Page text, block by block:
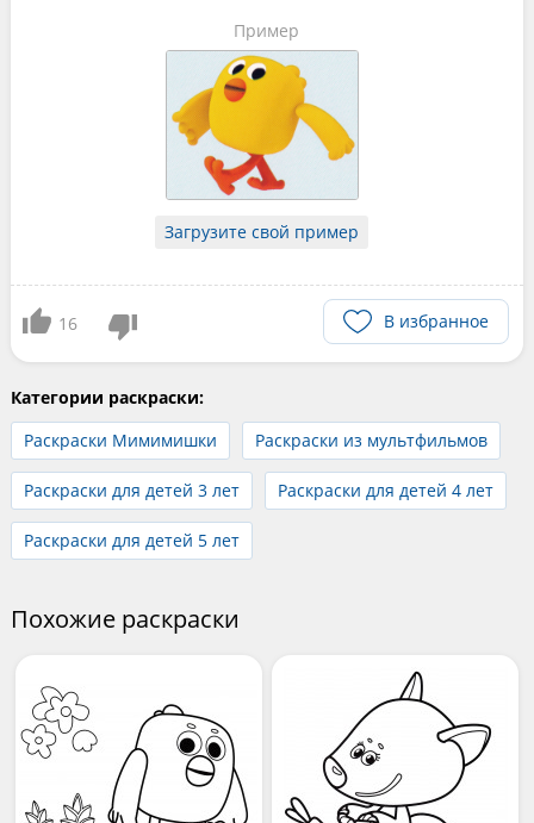
Пример
Загрузите свой пример
16 В избранное
Категории раскраски:
Раскраски Мимимишки
Раскраски из мультфильмов
Раскраски для детей 3 лет Раскраски для детей 4 лет
Раскраски для детей 5 лет
Похожие раскраски